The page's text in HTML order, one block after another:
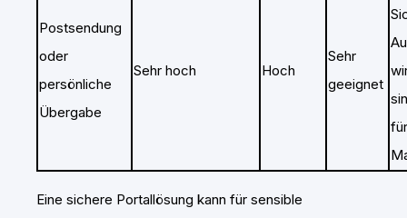
Postsendung
oder
persönliche
Übergabe
Sehr hoch Hoch
Sehr
geeignet
Eine sichere Portallösung kann für sensible